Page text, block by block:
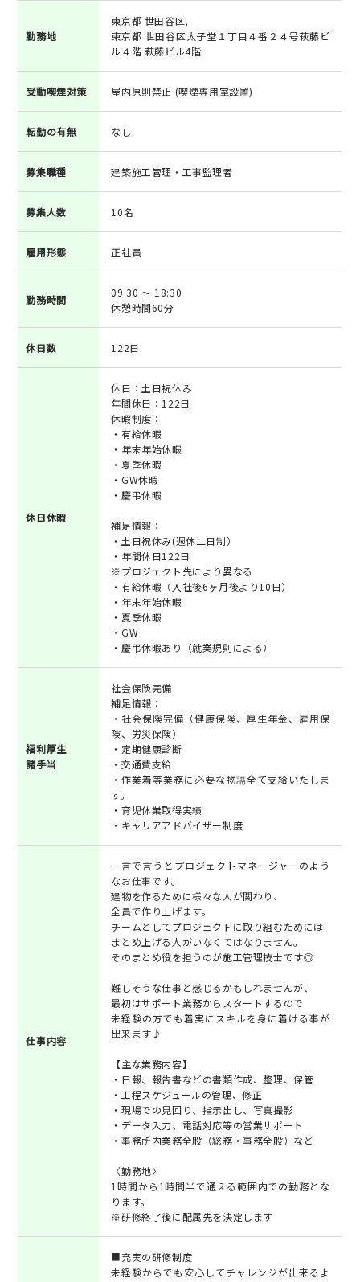
勤務地
東京都 世田谷区,
東京都 世田谷区太子堂１丁目４番２４号萩藤ビ
ル４階 萩藤ビル4階
受動喫煙対策 屋内原則禁止 (喫煙専用室設置)
転勤の有無 なし
募集職種 建築施工管理・工事監理者
募集人数 10名
雇用形態 正社員
勤務時間
09:30 ～ 18:30
休憩時間60分
休日数 122日
休日休暇
休日：土日祝休み
年間休日：122日
休暇制度：
・有給休暇
・年末年始休暇
・夏季休暇
・GW休暇
・慶弔休暇
補足情報：
・土日祝休み(週休二日制）
・年間休日122日
※プロジェクト先により異なる
・有給休暇（入社後6ヶ月後より10日）
・年末年始休暇
・夏季休暇
・GW
・慶弔休暇あり（就業規則による）
福利厚生
諸手当
社会保険完備
補足情報：
・社会保険完備（健康保険、厚生年金、雇用保
険、労災保険）
・定期健康診断
・交通費支給
・作業着等業務に必要な物䛿全て支給いたしま
す。
・育児休業取得実績
・キャリアアドバイザー制度
仕事内容
一言で言うとプロジェクトマネージャーのよう
なお仕事です。
建物を作るために様々な人が関わり、
全員で作り上げます。
チームとしてプロジェクトに取り組むためには
まとめ上げる人がいなくてはなりません。
そのまとめ役を担うのが施工管理技士です◎
難しそうな仕事と感じるかもしれませんが、
最初はサポート業務からスタートするので
未経験の方でも着実にスキルを身に着ける事が
出来ます♪
【主な業務内容】
・日報、報告書などの書類作成、整理、保管
・工程スケジュールの管理、修正
・現場での見回り、指示出し、写真撮影
・データ入力、電話対応等の営業サポート
・事務所内業務全般（総務・事務全般）など
〈勤務地〉
1時間から1時間半で通える範囲内での勤務とな
ります。
※研修終了後に配属先を決定します
■充実の研修制度
未経験からでも安心してチャレンジが出来るよ